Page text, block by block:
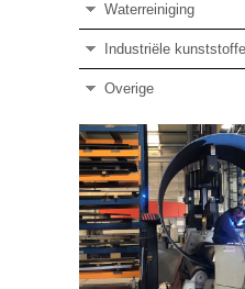
Waterreiniging
Industriële
Overige